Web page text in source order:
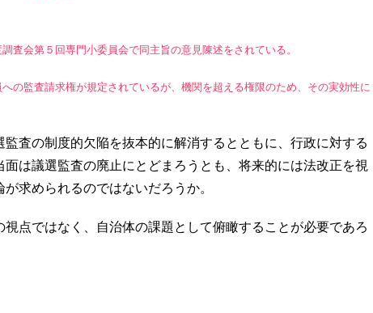
会第５回専門小委員会で同主旨の意見陳述をされている。
監査請求権が規定されているが、機関を超える権限のため、その実効性に
査の制度的欠陥を抜本的に解消するとともに、行政に対する
は議選監査の廃止にとどまろうとも、将来的には法改正を視
求められるのではないだろうか。
点ではなく、自治体の課題として俯瞰することが必要であろ